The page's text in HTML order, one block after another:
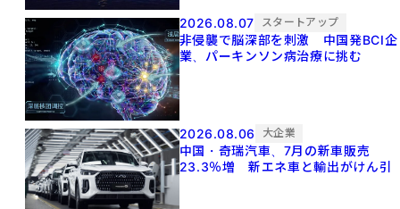
2026.08.07 スタートアップ
非侵襲で脳深部を刺激 中国発BCI企
業、パーキンソン病治療に挑む
2026.08.06 大企業
中国・奇瑞汽車、7月の新車販売
23.3％増 新エネ車と輸出がけん引